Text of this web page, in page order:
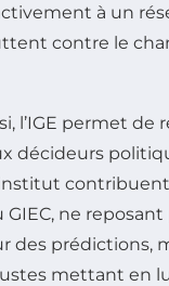
à un
contre le
l’IGE permet de
décideurs
ne reposant
des prédictions,
mettant en